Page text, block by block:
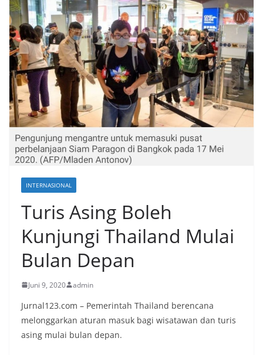
INTERNASIONAL
Turis Asing Boleh
Kunjungi Thailand Mulai
Bulan Depan
Juni 9, 2020 admin
Jurnal123.com – Pemerintah Thailand berencana
melonggarkan aturan masuk bagi wisatawan dan turis
asing mulai bulan depan.